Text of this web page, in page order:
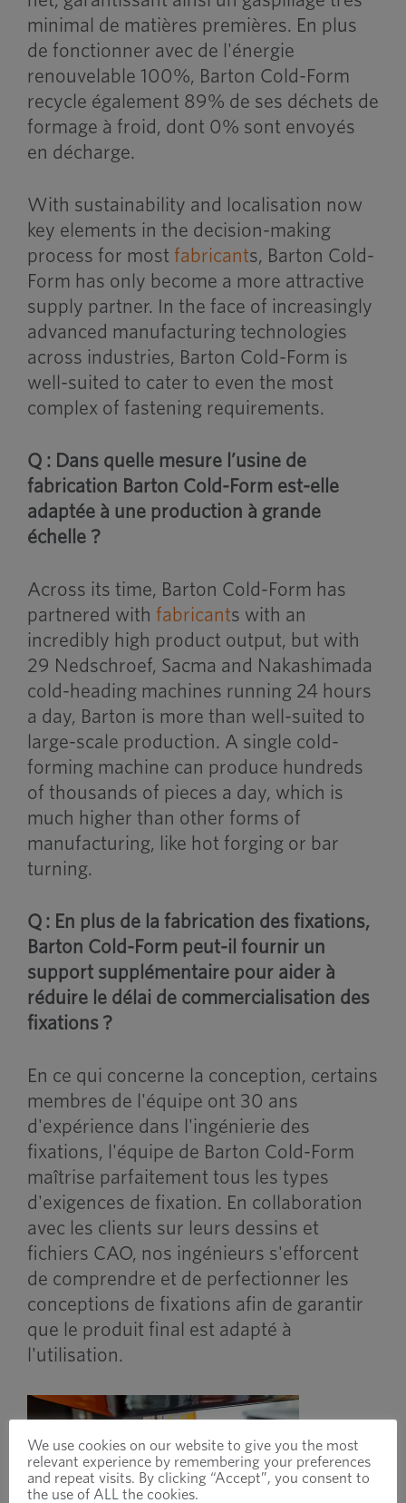
minimal de matières premières. En plus
de fonctionner avec de l'énergie
renouvelable 100%, Barton Cold-Form
recycle également 89% de ses déchets de
formage à froid, dont 0% sont envoyés
en décharge.
With sustainability and localisation now
key elements in the decision-making
process for most fabricants, Barton Cold-
Form has only become a more attractive
supply partner. In the face of increasingly
advanced manufacturing technologies
across industries, Barton Cold-Form is
well-suited to cater to even the most
complex of fastening requirements.
Q : Dans quelle mesure l’usine de
fabrication Barton Cold-Form est-elle
adaptée à une production à grande
échelle ?
Across its time, Barton Cold-Form has
partnered with fabricants with an
incredibly high product output, but with
29 Nedschroef, Sacma and Nakashimada
cold-heading machines running 24 hours
a day, Barton is more than well-suited to
large-scale production. A single cold-
forming machine can produce hundreds
of thousands of pieces a day, which is
much higher than other forms of
manufacturing, like hot forging or bar
turning.
Q : En plus de la fabrication des fixations,
Barton Cold-Form peut-il fournir un
support supplémentaire pour aider à
réduire le délai de commercialisation des
fixations ?
En ce qui concerne la conception, certains
membres de l'équipe ont 30 ans
d'expérience dans l'ingénierie des
fixations, l'équipe de Barton Cold-Form
maîtrise parfaitement tous les types
d'exigences de fixation. En collaboration
avec les clients sur leurs dessins et
fichiers CAO, nos ingénieurs s'efforcent
de comprendre et de perfectionner les
conceptions de fixations afin de garantir
que le produit final est adapté à
l'utilisation.
We use cookies on our website to give you the most
relevant experience by remembering your preferences
and repeat visits. By clicking “Accept”, you consent to
the use of ALL the cookies.